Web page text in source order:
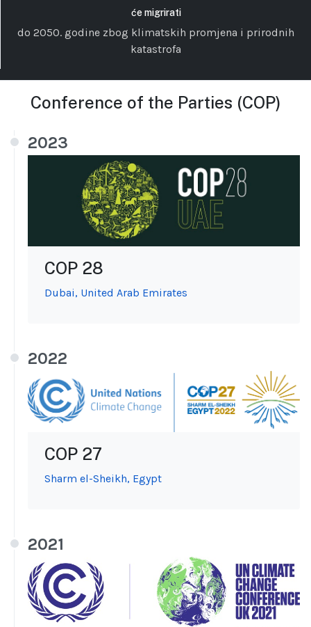
će migrirati
do 2050. godine zbog klimatskih promjena i prirodnih
katastrofa
Conference of the Parties (COP)
2023
COP 28
Dubai, United Arab Emirates
2022
COP 27
Sharm el-Sheikh, Egypt
2021